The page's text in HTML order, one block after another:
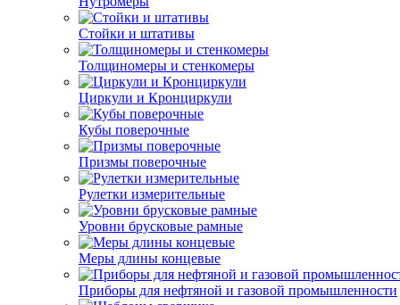
Стойки и штативы
Толщиномеры и стенкомеры
Циркули и Кронциркули
Кубы поверочные
Призмы поверочные
Рулетки измерительные
Уровни брусковые рамные
Меры длины концевые
Приборы для нефтяной и газовой промышленности